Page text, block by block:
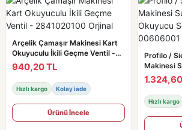
Arçelik Çamaşır Makinesi Kart
Okuyuculu İkili Geçme Ventil -
2841020100 Orjinal
940,20 TL
Hızlı kargo Kolay iade
Ürünü İncele
Profilo /
Makinesi
Okuyucu
00606001
Hızlı kargo